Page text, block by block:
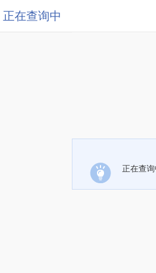
正在查询中
正在查